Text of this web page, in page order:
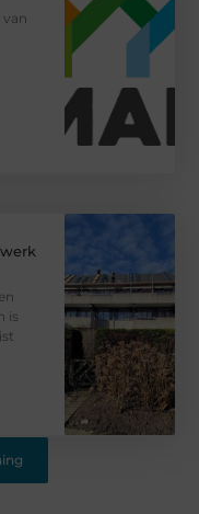
van
is